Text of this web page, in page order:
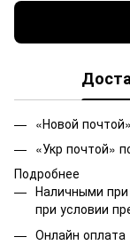
«Новой
«Укр почтой»
Подробнее
Наличными при
при условии
Онлайн оплата